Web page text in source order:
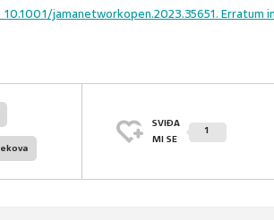
jamanetworkopen.2023.35651. Erratum
SVIĐA
MI SE
1